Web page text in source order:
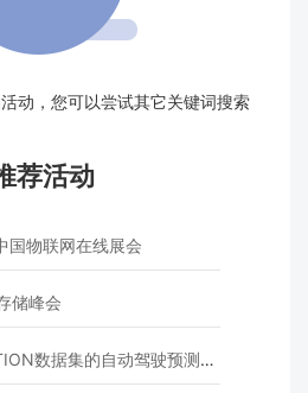
动，您可以尝试其它关键词搜索
荐活动
国物联网在线展会
储峰会
据集的自动驾驶预测模型挑战赛